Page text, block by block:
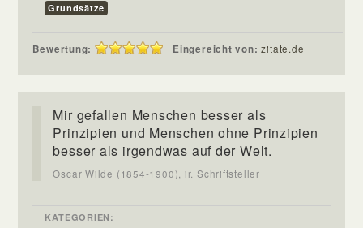
Grundsätze
Bewertung: Eingereicht von:zitate.de
Mir gefallen Menschen besser als
Prinzipien und Menschen ohne Prinzipien
besser als irgendwas auf der Welt.
Oscar Wilde (1854-1900), ir. Schriftsteller
KATEGORIEN: